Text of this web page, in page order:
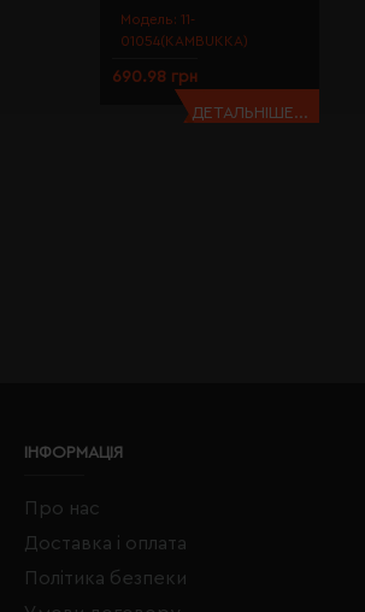
Модель: 11-
01054(KAMBUKKA)
690.98 грн
ДЕТАЛЬНІШЕ...
ІНФОРМАЦІЯ
Про нас
Доставка і оплата
Політика безпеки